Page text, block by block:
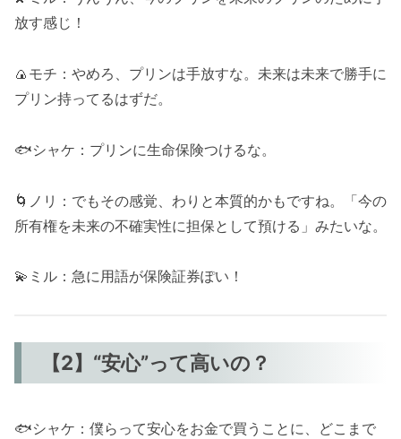
放す感じ！
🍙モチ：やめろ、プリンは手放すな。未来は未来で勝手に
プリン持ってるはずだ。
🐟シャケ：プリンに生命保険つけるな。
🌀ノリ：でもその感覚、わりと本質的かもですね。「今の
所有権を未来の不確実性に担保として預ける」みたいな。
💫ミル：急に用語が保険証券ぽい！
【2】“安心”って高いの？
🐟シャケ：僕らって安心をお金で買うことに、どこまで